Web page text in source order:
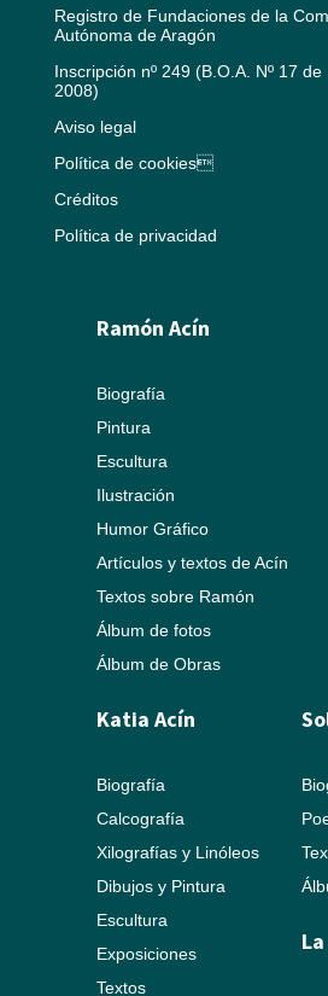
Registro de Fundaciones de la
Autónoma de Aragón
Inscripción nº 249 (B.O.A. Nº 17 de
2008)
Aviso legal
Política de cookies
Créditos
Política de privacidad
Ramón Acín
Biografía
Pintura
Escultura
Ilustración
Humor Gráfico
Artículos y textos de Acín
Textos sobre Ramón
Álbum de fotos
Álbum de Obras
Katia Acín
Biografía
Calcografía
Xilografías y Linóleos
Dibujos y Pintura
Escultura
Exposiciones
Textos